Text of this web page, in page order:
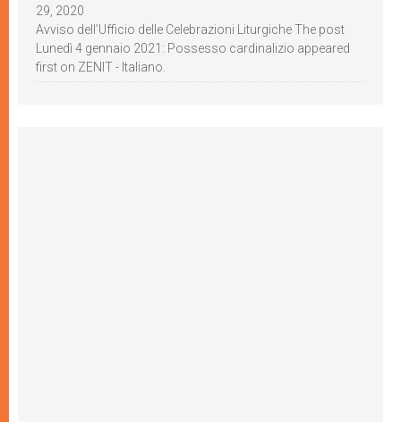
29, 2020
Avviso dell’Ufficio delle Celebrazioni Liturgiche The post
Lunedì 4 gennaio 2021: Possesso cardinalizio appeared
first on ZENIT - Italiano.